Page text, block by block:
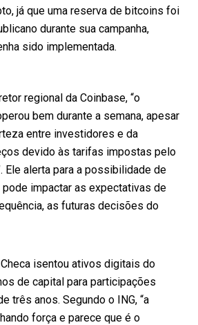
já que uma reserva de bitcoins foi
durante sua campanha,
sido implementada.
regional da Coinbase, “o
bem durante a semana, apesar
entre investidores e da
devido às tarifas impostas pelo
Ele alerta para a possibilidade de
impactar as expectativas de
as futuras decisões do
isentou ativos digitais do
de capital para participações
três anos. Segundo o ING, “a
força e parece que é o